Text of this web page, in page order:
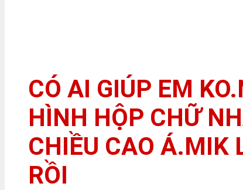
CÓ AI GIÚP EM
HÌNH HỘP CHỮ
CHIỀU CAO Á.MIK
RỒI